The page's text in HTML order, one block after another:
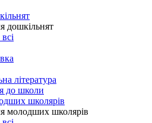
дошкільнят
література
до школи
школярів
молодших школярів